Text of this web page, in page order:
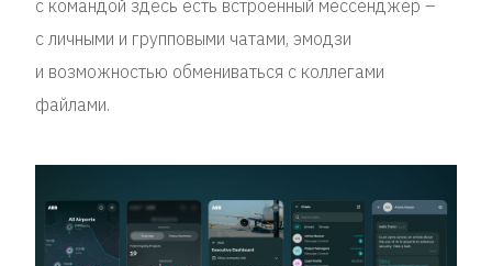
с командой здесь есть встроенный мессенджер –
с личными и групповыми чатами, эмодзи
и возможностью обмениваться с коллегами
файлами.